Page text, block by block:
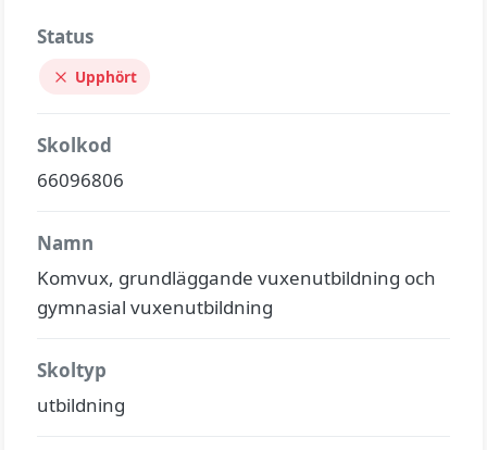
Status
Upphört
Skolkod
66096806
Namn
Komvux, grundläggande vuxenutbildning och
gymnasial vuxenutbildning
Skoltyp
utbildning